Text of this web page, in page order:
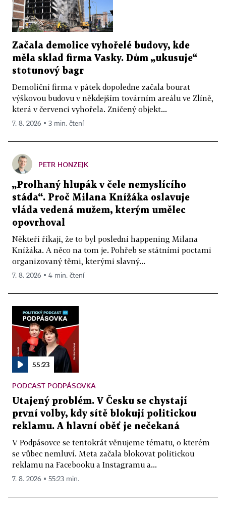
Začala demolice vyhořelé budovy, kde
měla sklad firma Vasky. Dům „ukusuje“
stotunový bagr
Demoliční firma v pátek dopoledne začala bourat
výškovou budovu v někdejším továrním areálu ve Zlíně,
která v červenci vyhořela. Zničený objekt...
7. 8. 2026 ▪ 3 min. čtení
PETR HONZEJK
„Prolhaný hlupák v čele nemyslícího
stáda“. Proč Milana Knížáka oslavuje
vláda vedená mužem, kterým umělec
opovrhoval
Někteří říkají, že to byl poslední happening Milana
Knížáka. A něco na tom je. Pohřeb se státními poctami
organizovaný těmi, kterými slavný...
7. 8. 2026 ▪ 4 min. čtení
55:23
PODCAST PODPÁSOVKA
Utajený problém. V Česku se chystají
první volby, kdy sítě blokují politickou
reklamu. A hlavní oběť je nečekaná
V Podpásovce se tentokrát věnujeme tématu, o kterém
se vůbec nemluví. Meta začala blokovat politickou
reklamu na Facebooku a Instagramu a...
7. 8. 2026 ▪ 55:23 min.